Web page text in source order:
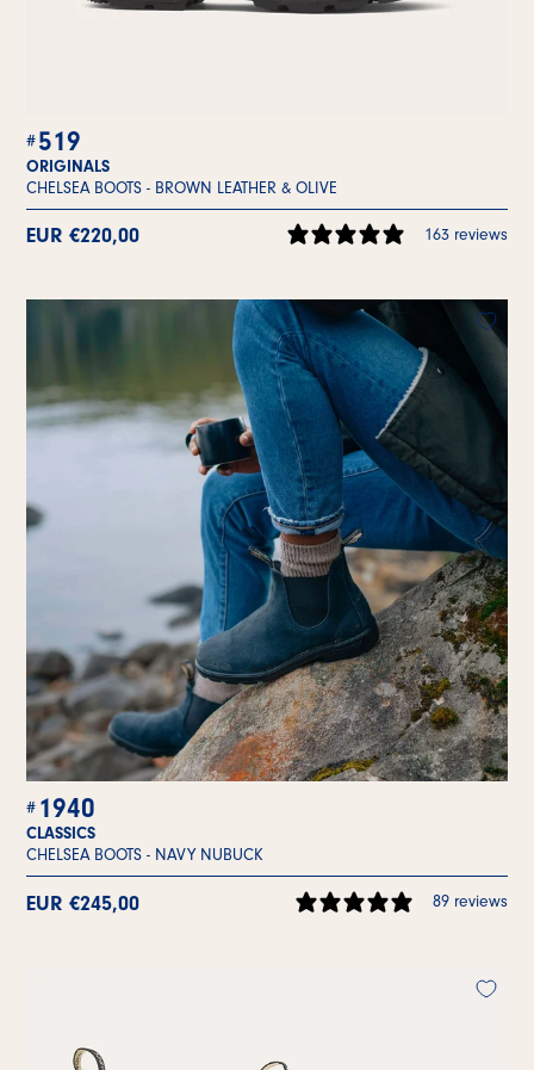
ORIGINALS
CHELSEA BOOTS - BROWN LEATHER & OLIVE
519
EUR €220,00 163 reviews
CLASSICS
CHELSEA BOOTS - NAVY NUBUCK
1940
EUR €245,00 89 reviews